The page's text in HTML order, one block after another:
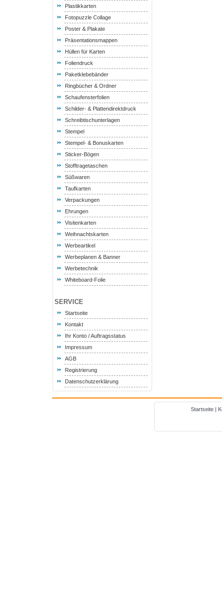
Plastikkarten
Fotopuzzle Collage
Poster & Plakate
Präsentationsmappen
Hüllen für Karten
Foliendruck
Paketklebebänder
Ringbücher & Ordner
Schaufensterfolien
Schilder- & Plattendirektdruck
Schreibtischunterlagen
Stempel
Stempel- & Bonuskarten
Sticker-Bögen
Stofftragetaschen
Süßwaren
Taufkarten
Verpackungen
Ehrungen
Visitenkarten
Weihnachtskarten
Werbeartikel
Werbeplanen & Banner
Werbetechnik
Whiteboard-Folie
SERVICE
Startseite
Kontakt
Ihr Konto / Auftragsstatus
Impressum
AGB
Registrierung
Datenschutzerklärung
Startseite |